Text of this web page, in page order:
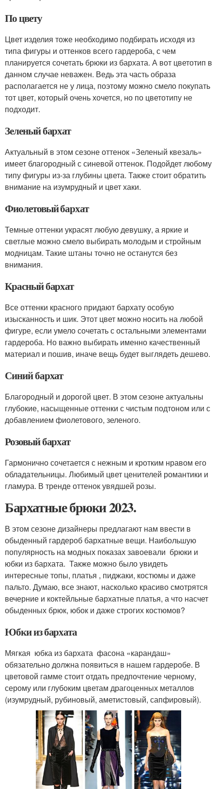
По цвету
Цвет изделия тоже необходимо подбирать исходя из
типа фигуры и оттенков всего гардероба, с чем
планируется сочетать брюки из бархата. А вот цветотип в
данном случае неважен. Ведь эта часть образа
располагается не у лица, поэтому можно смело покупать
тот цвет, который очень хочется, но по цветотипу не
подходит.
Зеленый бархат
Актуальный в этом сезоне оттенок «Зеленый квезаль»
имеет благородный с синевой оттенок. Подойдет любому
типу фигуры из-за глубины цвета. Также стоит обратить
внимание на изумрудный и цвет хаки.
Фиолетовый бархат
Темные оттенки украсят любую девушку, а яркие и
светлые можно смело выбирать молодым и стройным
модницам. Такие штаны точно не останутся без
внимания.
Красный бархат
Все оттенки красного придают бархату особую
изысканность и шик. Этот цвет можно носить на любой
фигуре, если умело сочетать с остальными элементами
гардероба. Но важно выбирать именно качественный
материал и пошив, иначе вещь будет выглядеть дешево.
Синий бархат
Благородный и дорогой цвет. В этом сезоне актуальны
глубокие, насыщенные оттенки с чистым подтоном или с
добавлением фиолетового, зеленого.
Розовый бархат
Гармонично сочетается с нежным и кротким нравом его
обладательницы. Любимый цвет ценителей романтики и
гламура. В тренде оттенок увядшей розы.
Бархатные брюки 2023.
В этом сезоне дизайнеры предлагают нам ввести в
обыденный гардероб бархатные вещи. Наибольшую
популярность на модных показах завоевали брюки и
юбки из бархата. Также можно было увидеть
интересные топы, платья , пиджаки, костюмы и даже
пальто. Думаю, все знают, насколько красиво смотрятся
вечерние и коктейльные бархатные платья, а что насчет
обыденных брюк, юбок и даже строгих костюмов?
Юбки из бархата
Мягкая юбка из бархата фасона «карандаш»
обязательно должна появиться в нашем гардеробе. В
цветовой гамме стоит отдать предпочтение черному,
серому или глубоким цветам драгоценных металлов
(изумрудный, рубиновый, аметистовый, сапфировый).